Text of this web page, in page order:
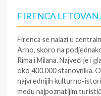
FIRENCA
Firenca se nalazi u
Arno, skoro na
Rima i Milana. Najveći je i
oko 400.000 stanovnika.
najvrednijih kulturno-
među najpoznatijim